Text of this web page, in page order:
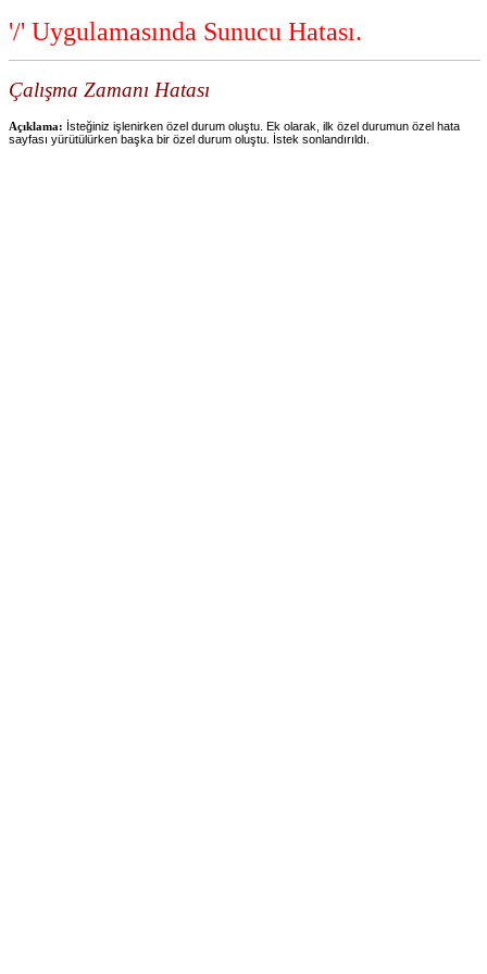
'/' Uygulamasında Sunucu Hatası.
Çalışma Zamanı Hatası
Açıklama: İsteğiniz işlenirken özel durum oluştu. Ek olarak, ilk özel durumun özel hata
sayfası yürütülürken başka bir özel durum oluştu. İstek sonlandırıldı.